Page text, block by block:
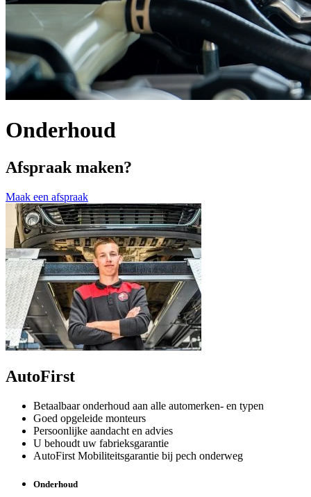
Onderhoud
Afspraak maken?
Maak een afspraak
AutoFirst
Betaalbaar onderhoud aan alle automerken- en typen
Goed opgeleide monteurs
Persoonlijke aandacht en advies
U behoudt uw fabrieksgarantie
AutoFirst Mobiliteitsgarantie bij pech onderweg
Onderhoud